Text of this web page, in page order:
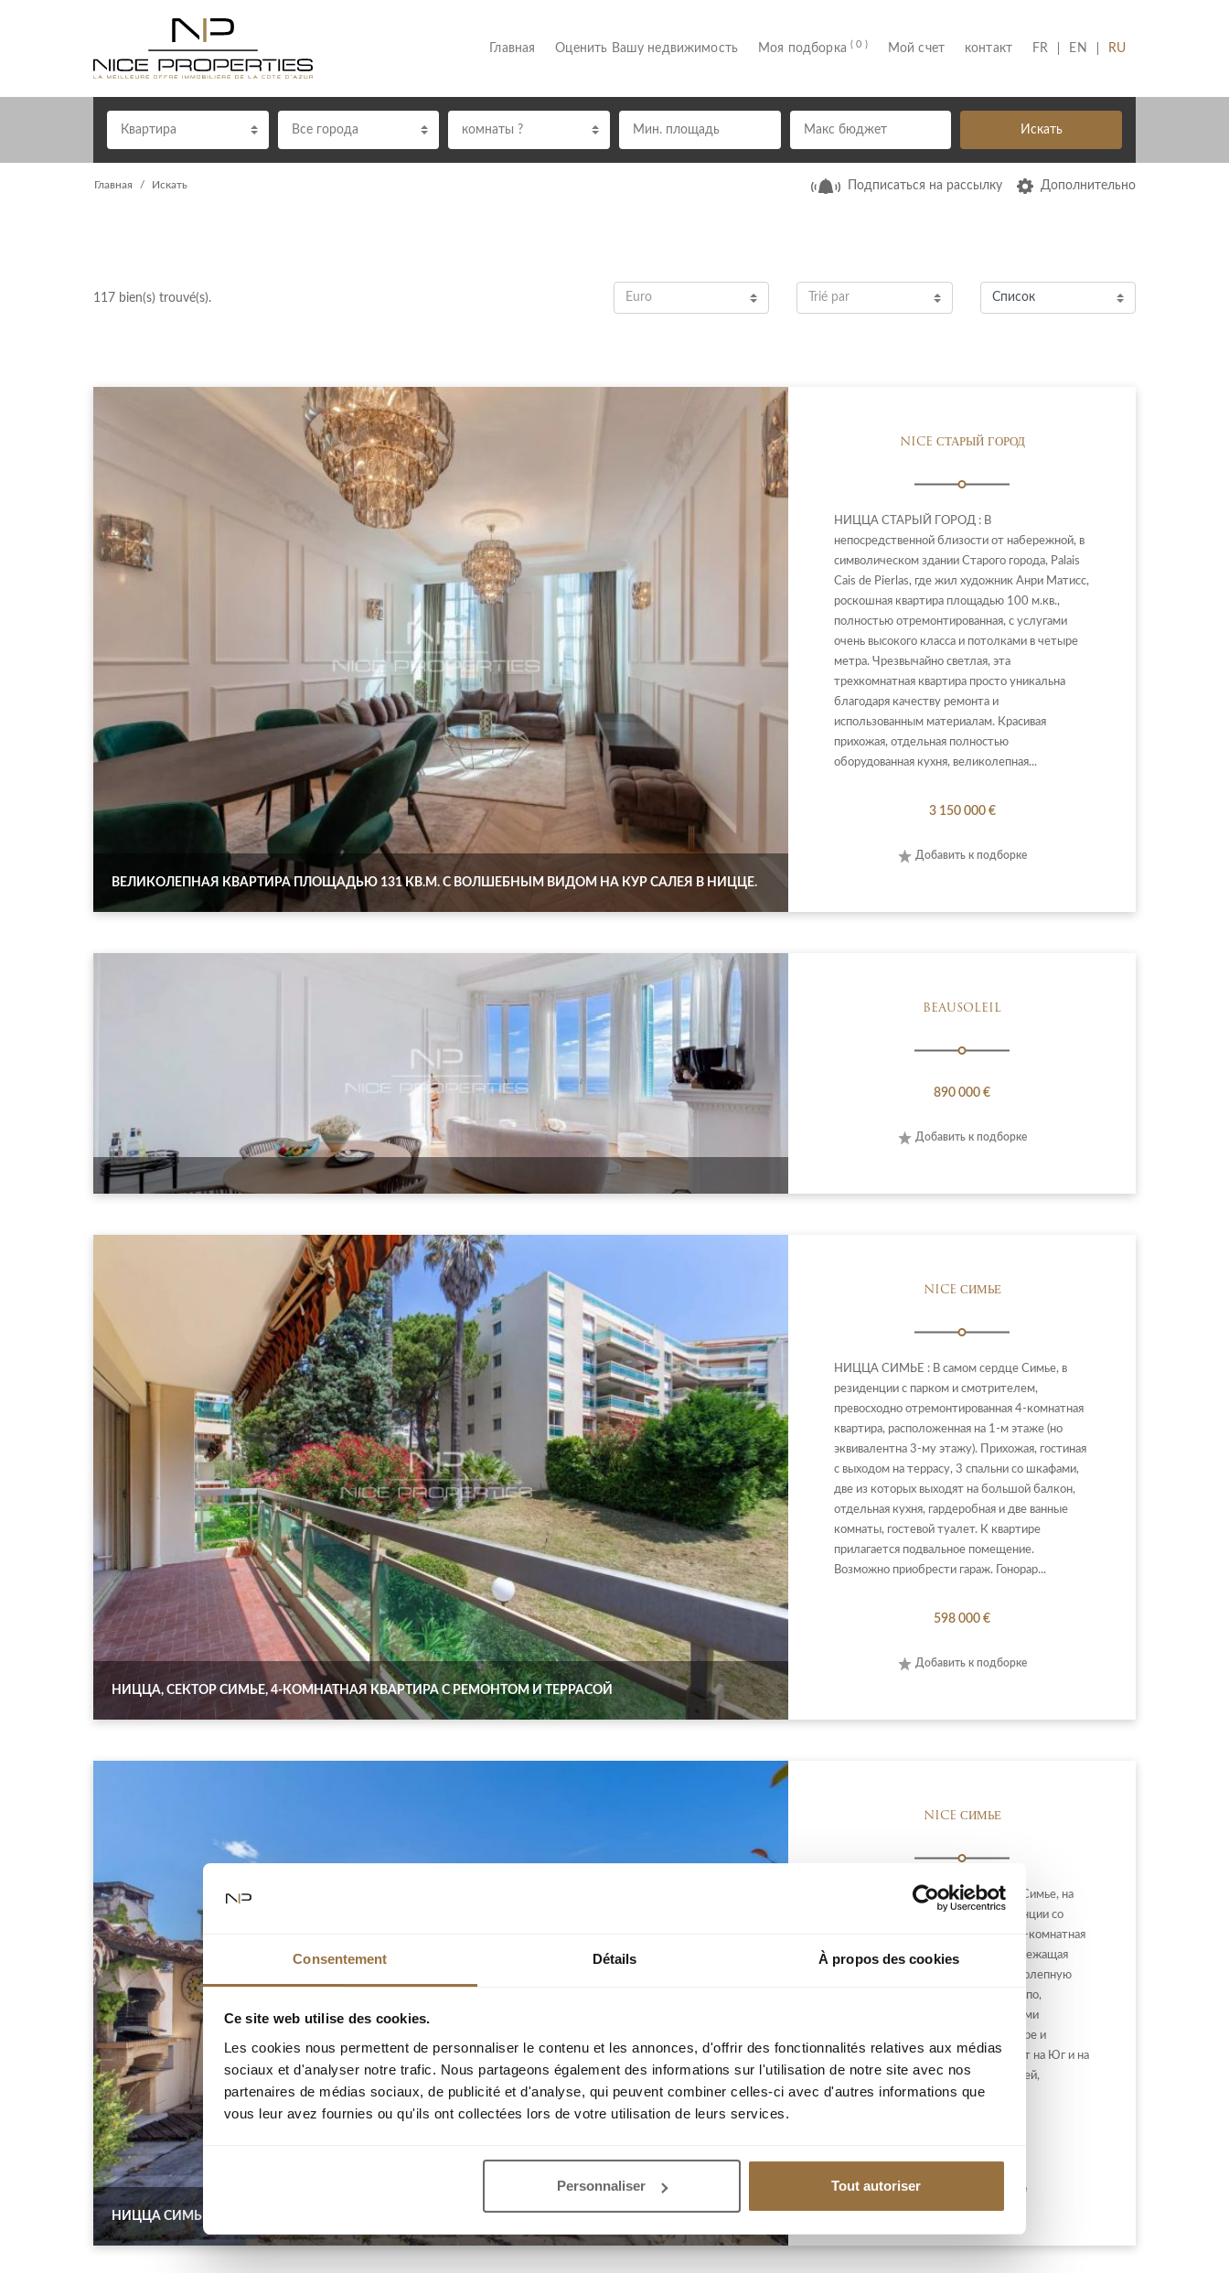
Consentement Détails À propos des cookies
Ce site web utilise des cookies.
Les cookies nous permettent de personnaliser le contenu et les annonces, d'offrir des fonctionnalités relatives aux médias
sociaux et d'analyser notre trafic. Nous partageons également des informations sur l'utilisation de notre site avec nos
partenaires de médias sociaux, de publicité et d'analyse, qui peuvent combiner celles-ci avec d'autres informations que
vous leur avez fournies ou qu'ils ont collectées lors de votre utilisation de leurs services.
Personnaliser Tout autoriser
Главная (current)
Оценить Вашу недвижимость Моя подборка( 0 ) Мой счет контакт FR (CURRENT)
EN RU
Квартира Все города комнаты ? Искать
Подписаться на рассылку Дополнительно
Главная Искать
117 bien(s) trouvé(s). Euro Trié par Список
ВЕЛИКОЛЕПНАЯ КВАРТИРА ПЛОЩАДЬЮ 131 КВ.М. С ВОЛШЕБНЫМ ВИДОМ НА КУР САЛЕЯ В НИЦЦЕ.
NICE СТАРЫЙ ГОРОД
НИЦЦА СТАРЫЙ ГОРОД : В
непосредственной близости от набережной, в
символическом здании Старого города, Palais
Cais de Pierlas, где жил художник Анри Матисс,
роскошная квартира площадью 100 м.кв.,
полностью отремонтированная, с услугами
очень высокого класса и потолками в четыре
метра. Чрезвычайно светлая, эта
трехкомнатная квартира просто уникальна
благодаря качеству ремонта и
использованным материалам. Красивая
прихожая, отдельная полностью
оборудованная кухня, великолепная...
3 150 000 €
Добавить к подборке
BEAUSOLEIL
890 000 €
Добавить к подборке
НИЦЦА, СЕКТОР СИМЬЕ, 4-КОМНАТНАЯ КВАРТИРА С РЕМОНТОМ И ТЕРРАСОЙ
NICE СИМЬЕ
НИЦЦА СИМЬЕ : В самом сердце Симье, в
резиденции с парком и смотрителем,
превосходно отремонтированная 4-комнатная
квартира, расположенная на 1-м этаже (но
эквивалентна 3-му этажу). Прихожая, гостиная
с выходом на террасу, 3 спальни со шкафами,
две из которых выходят на большой балкон,
отдельная кухня, гардеробная и две ванные
комнаты, гостевой туалет. К квартире
прилагается подвальное помещение.
Возможно приобрести гараж. Гонорар...
598 000 €
Добавить к подборке
НИЦЦА СИМЬЕ, 4-КОМНАТНЫЙ ПЕНТХАУС В 144 М.КВ. С ТЕРРАСАМИ ПЛОЩАДЬЮ В 380 М.КВ.
NICE СИМЬЕ
НИЦЦА СИМЬЕ : В самом сердце Симье, на
последнем этаже красивой резиденции со
смотрителем, большая и светлая 4-комнатная
квартира площадью 144 м.кв. подлежащая
модернизации, с выходом на великолепную
террасу площадью 380 м.кв., с кашпо,
барбекю, кладовой и великолепными
панорамными видами на Ниццу, море и
близлежащие холмы. Окна выходят на Юг и на
Запад. Квартира состоит из прихожей,
большой гостиной и...
Добавить к подборке